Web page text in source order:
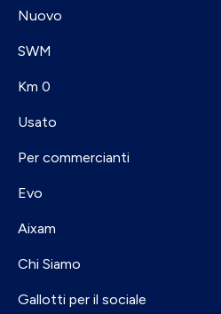
Nuovo
SWM
Km 0
Usato
Per commercianti
Evo
Aixam
Chi Siamo
Gallotti per il sociale